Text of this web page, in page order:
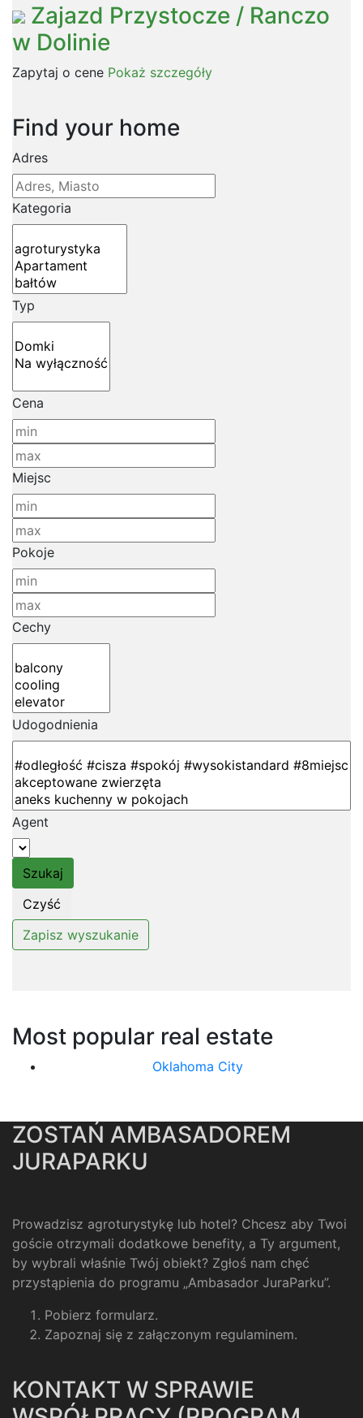
Zajazd Przystocze / Ranczo
w Dolinie
Zapytaj o cene Pokaż szczegóły
Find your home
Adres
Kategoria
Typ
Cena
Miejsc
Pokoje
Cechy
Udogodnienia
Agent
Most popular real estate
Oklahoma City
ZOSTAŃ AMBASADOREM
JURAPARKU
Prowadzisz agroturystykę lub hotel? Chcesz aby Twoi
goście otrzymali dodatkowe benefity, a Ty argument,
by wybrali właśnie Twój obiekt? Zgłoś nam chęć
przystąpienia do programu „Ambasador JuraParku”.
Pobierz formularz.
Zapoznaj się z załączonym regulaminem.
KONTAKT W SPRAWIE